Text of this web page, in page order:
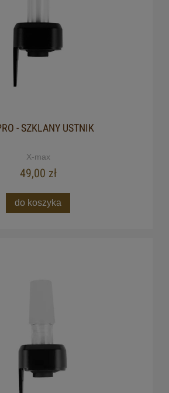
- SZKLANY USTNIK
X-max
49,00 zł
do koszyka